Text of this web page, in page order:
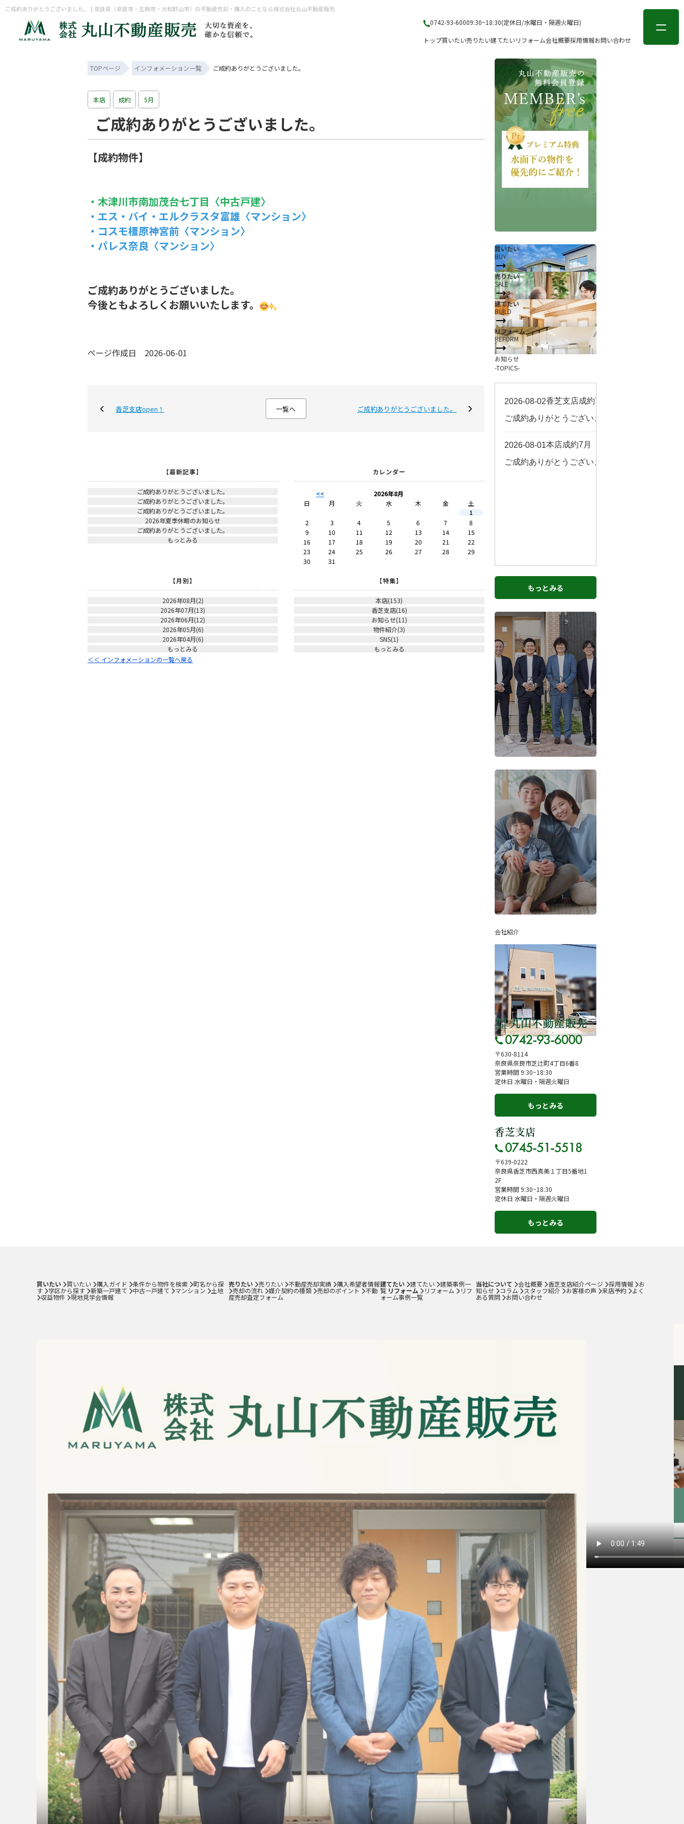
ご成約ありがとうございました。 | 奈良県（奈良市・生駒市・大和郡山市）の不動産売却・購入のことなら株式会社丸山不動産販売
0742-93-60009:30~18:30(定休日/水曜日・隔週火曜日)
トップ買いたい売りたい建てたいリフォーム会社概要採用情報お問い合わせ
会員登録 ログイン
当社について
会社概要
香芝支店紹介ページ
採用情報
スタッフ紹介
お客様の声
来店予約
よくある質問
サイトマップ
お問い合わせ
TOPページ インフォメーション一覧 ご成約ありがとうございました。
本店 成約 5月
ご成約ありがとうございました。
【成約物件】
・木津川市南加茂台七丁目〈中古戸建〉
・エス・バイ・エルクラスタ富雄〈マンション〉
・コスモ橿原神宮前〈マンション〉
・パレス奈良〈マンション〉
ご成約ありがとうございました。
今後ともよろしくお願いいたします。
ページ作成日 2026-06-01
香芝支店open！ 一覧へ ご成約ありがとうございました。
【最新記事】
ご成約ありがとうございました。
ご成約ありがとうございました。
ご成約ありがとうございました。
2026年夏季休暇のお知らせ
ご成約ありがとうございました。
もっとみる
カレンダー
<<
2026年8月
日
月 火 水 木 金
土
1
2
3 4 5 6 7
8
9
10 11 12 13 14
15
16
17 18 19 20 21
22
23
24 25 26 27 28
29
30
31
【月別】
2026年08月(2)
2026年07月(13)
2026年06月(12)
2026年05月(6)
2026年04月(6)
もっとみる
【特集】
本店(153)
香芝支店(16)
お知らせ(11)
物件紹介(3)
SNS(1)
もっとみる
＜＜ インフォメーションの一覧へ戻る
会員登録する
買いたい
BUY
売りたい
SALE
建てたい
BUILD
リフォーム
REFORM
お知らせ
-TOPICS-
もっとみる
スタッフ紹介
-STAFF-
もっとみる
お客様の声
-VOICES-
もっとみる
会社紹介
〒630-8114
奈良県奈良市芝辻町4丁目6番8
営業時間 9:30~18:30
定休日 水曜日・隔週火曜日
もっとみる
香芝支店
〒639-0222
奈良県香芝市西真美１丁目5番地1
2F
営業時間 9:30~18:30
定休日 水曜日・隔週火曜日
もっとみる
買いたい 買いたい 購入ガイド 条件から物件を検索 町名から探
す 学区から探す 新築一戸建て 中古一戸建て マンション 土地
収益物件 現地見学会情報
売りたい 売りたい 不動産売却実績 購入希望者情報
売却の流れ 媒介契約の種類 売却のポイント 不動
産売却査定フォーム
建てたい 建てたい 建築事例一
覧 リフォーム リフォーム リフ
ォーム事例一覧
当社について 会社概要 香芝支店紹介ページ 採用情報 お
知らせ コラム スタッフ紹介 お客様の声 来店予約 よく
ある質問 お問い合わせ